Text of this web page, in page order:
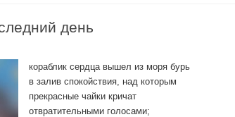
день
кораблик сердца вышел из моря бурь
в залив спокойствия, над которым
прекрасные чайки кричат
отвратительными голосами;